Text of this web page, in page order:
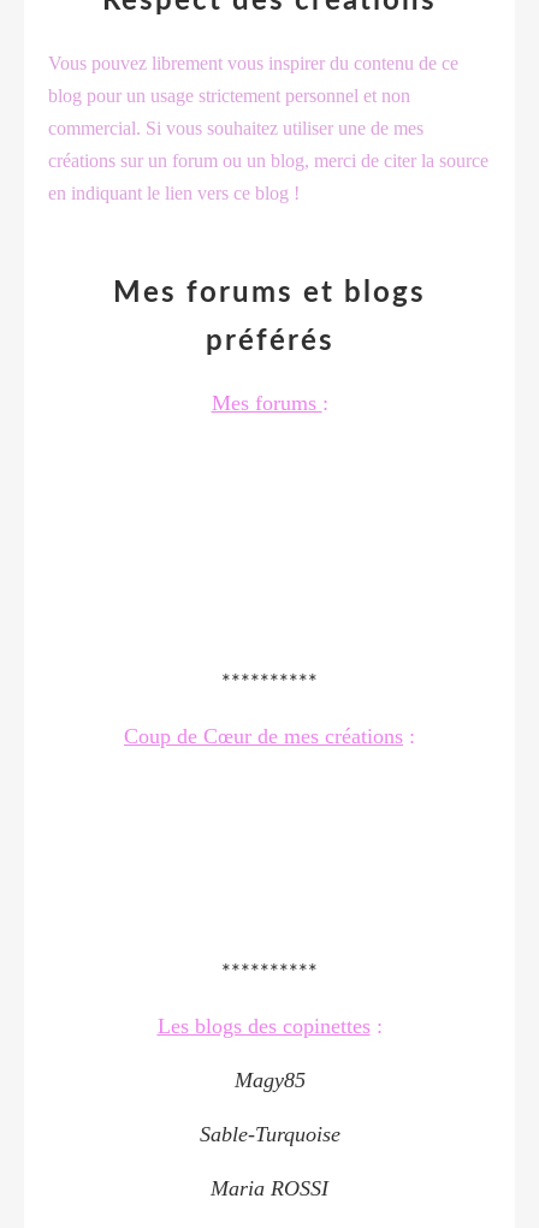
Vous pouvez librement vous inspirer du contenu de ce
blog pour un usage strictement personnel et non
commercial. Si vous souhaitez utiliser une de mes
créations sur un forum ou un blog, merci de citer la source
en indiquant le lien vers ce blog !
Mes forums et blogs
préférés
Mes forums :
**********
Coup de Cœur de mes créations :
**********
Les blogs des copinettes:
Magy85
Sable-Turquoise
Maria ROSSI